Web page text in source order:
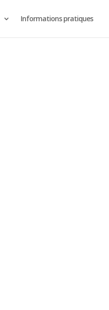
Informations pratiques